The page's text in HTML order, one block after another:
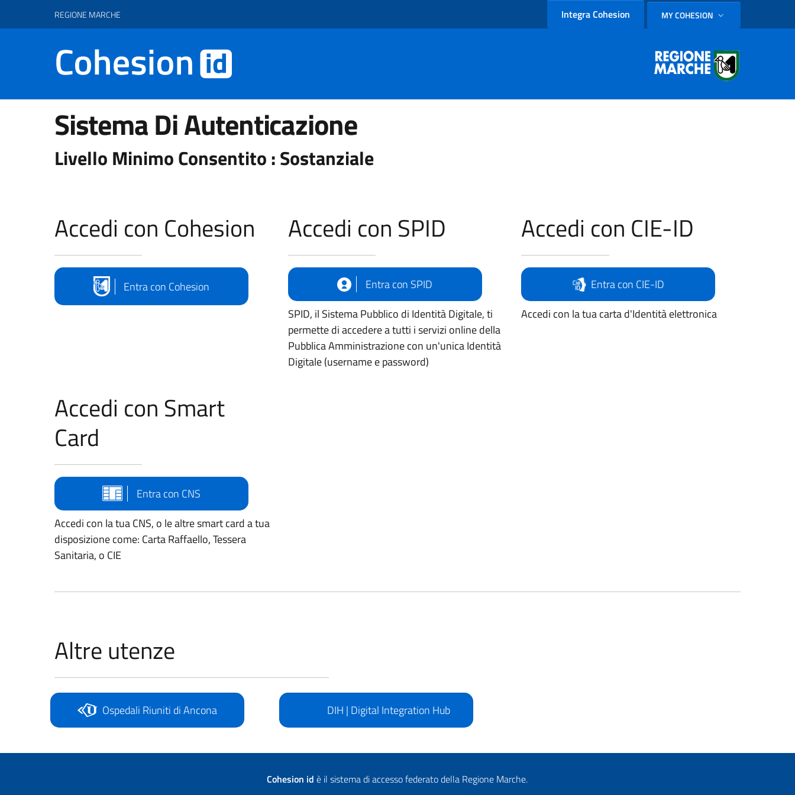
REGIONE MARCHE Integra Cohesion SELEZIONE LINGUA:
MY COHESION
Sistema Di Autenticazione
Livello Minimo Consentito : Sostanziale
Accedi con Cohesion
Entra con Cohesion
Accedi con SPID
Entra con SPID
SPID, il Sistema Pubblico di Identità Digitale, ti
permette di accedere a tutti i servizi online della
Pubblica Amministrazione con un'unica Identità
Digitale (username e password)
Accedi con CIE-ID
Entra con CIE-ID
Accedi con la tua carta d'Identità elettronica
Accedi con Smart
Card
Entra con CNS
Accedi con la tua CNS, o le altre smart card a tua
disposizione come: Carta Raffaello, Tessera
Sanitaria, o CIE
Altre utenze
Ospedali Riuniti di Ancona DIH | Digital Integration Hub
Cohesion id è il sistema di accesso federato della Regione Marche.